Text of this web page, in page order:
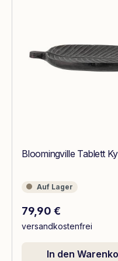
Bloomingville Tablett
Auf Lager
Auf Lager
Regulärer Preis:
79,90 €
versandkostenfrei
In den